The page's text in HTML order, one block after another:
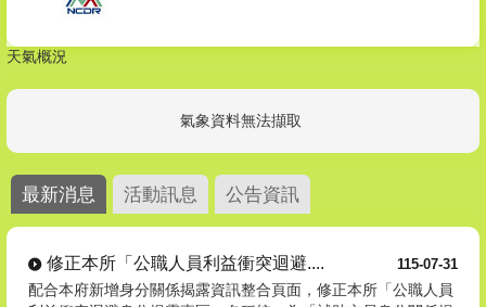
天氣概況
氣象資料無法擷取
最新消息 活動訊息 公告資訊
115-07-31
修正本所「公職人員利益衝突迴避....
配合本府新增身分關係揭露資訊整合頁面，修正本所「公職人員